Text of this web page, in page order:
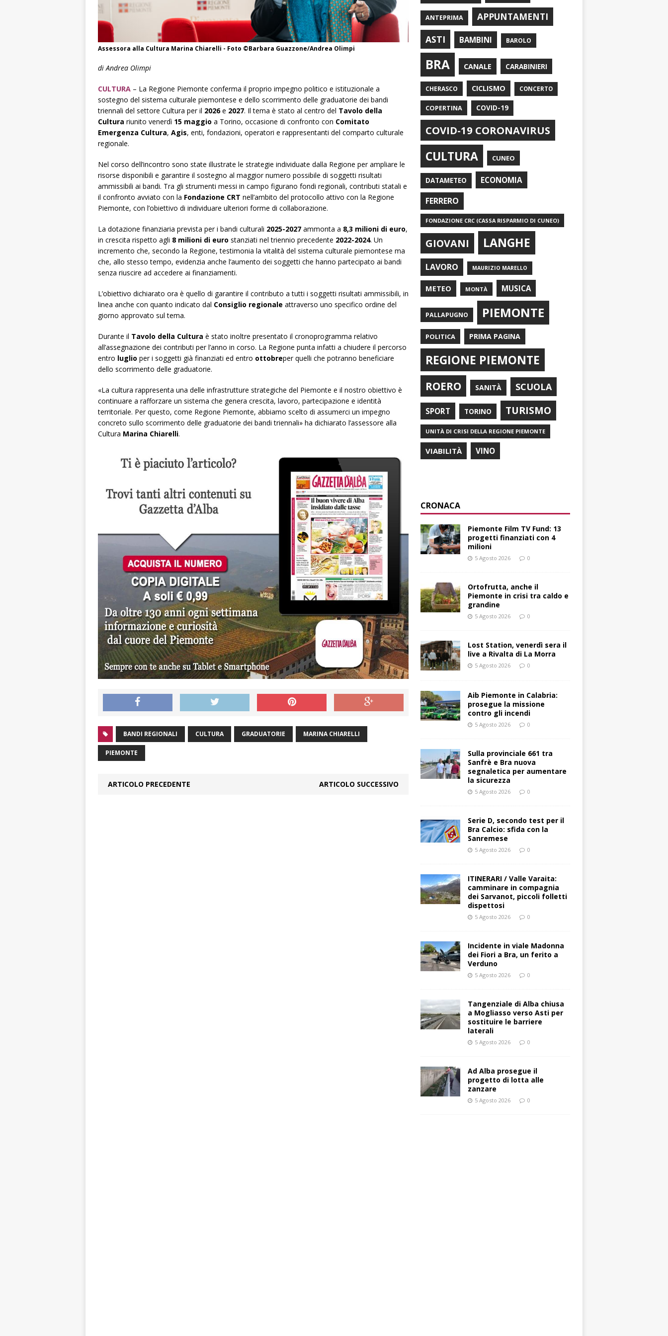
Assessora alla Cultura Marina Chiarelli - Foto ©Barbara Guazzone/Andrea Olimpi
di Andrea Olimpi
CULTURA – La Regione Piemonte conferma il proprio impegno politico e istituzionale a
sostegno del sistema culturale piemontese e dello scorrimento delle graduatorie dei bandi
triennali del settore Cultura per il 2026e 2027. Il tema è stato al centro del Tavolo della
Cultura riunito venerdì 15 maggio a Torino, occasione di confronto con Comitato
Emergenza Cultura, Agis, enti, fondazioni, operatori e rappresentanti del comparto culturale
regionale.
Nel corso dell’incontro sono state illustrate le strategie individuate dalla Regione per ampliare le
risorse disponibili e garantire il sostegno al maggior numero possibile di soggetti risultati
ammissibili ai bandi. Tra gli strumenti messi in campo figurano fondi regionali, contributi statali e
il confronto avviato con la Fondazione CRT nell’ambito del protocollo attivo con la Regione
Piemonte, con l’obiettivo di individuare ulteriori forme di collaborazione.
La dotazione finanziaria prevista per i bandi culturali 2025-2027 ammonta a 8,3 milioni di euro,
in crescita rispetto agli 8 milioni di euro stanziati nel triennio precedente 2022-2024. Un
incremento che, secondo la Regione, testimonia la vitalità del sistema culturale piemontese ma
che, allo stesso tempo, evidenzia anche l’aumento dei soggetti che hanno partecipato ai bandi
senza riuscire ad accedere ai finanziamenti.
L’obiettivo dichiarato ora è quello di garantire il contributo a tutti i soggetti risultati ammissibili, in
linea anche con quanto indicato dal Consiglio regionale attraverso uno specifico ordine del
giorno approvato sul tema.
Durante il Tavolo della Cultura è stato inoltre presentato il cronoprogramma relativo
all’assegnazione dei contributi per l’anno in corso. La Regione punta infatti a chiudere il percorso
entro luglio per i soggetti già finanziati ed entro ottobreper quelli che potranno beneficiare
dello scorrimento delle graduatorie.
«La cultura rappresenta una delle infrastrutture strategiche del Piemonte e il nostro obiettivo è
continuare a rafforzare un sistema che genera crescita, lavoro, partecipazione e identità
territoriale. Per questo, come Regione Piemonte, abbiamo scelto di assumerci un impegno
concreto sullo scorrimento delle graduatorie dei bandi triennali» ha dichiarato l’assessore alla
Cultura Marina Chiarelli.
BANDI REGIONALI CULTURA GRADUATORIE MARINA CHIARELLI
PIEMONTE
ARTICOLO PRECEDENTE ARTICOLO SUCCESSIVO
ANTEPRIMA
APPUNTAMENTI
ASTI
BAMBINI BAROLO
BRA CANALE CARABINIERI
CHERASCO CICLISMO CONCERTO
COPERTINA COVID-19
COVID-19 CORONAVIRUS
CULTURA CUNEO
DATAMETEO ECONOMIA
FERRERO
FONDAZIONE CRC (CASSA RISPARMIO DI CUNEO)
GIOVANI LANGHE
LAVORO MAURIZIO MARELLO
METEO MONTÀ MUSICA
PALLAPUGNO PIEMONTE
POLITICA PRIMA PAGINA
REGIONE PIEMONTE
ROERO SANITÀ SCUOLA
SPORT TORINO TURISMO
UNITÀ DI CRISI DELLA REGIONE PIEMONTE
VIABILITÀ VINO
CRONACA
Piemonte Film TV Fund: 13
progetti finanziati con 4
milioni
5 Agosto 2026 0
Ortofrutta, anche il
Piemonte in crisi tra caldo e
grandine
5 Agosto 2026 0
Lost Station, venerdì sera il
live a Rivalta di La Morra
5 Agosto 2026 0
Aib Piemonte in Calabria:
prosegue la missione
contro gli incendi
5 Agosto 2026 0
Sulla provinciale 661 tra
Sanfrè e Bra nuova
segnaletica per aumentare
la sicurezza
5 Agosto 2026 0
Serie D, secondo test per il
Bra Calcio: sfida con la
Sanremese
5 Agosto 2026 0
ITINERARI / Valle Varaita:
camminare in compagnia
dei Sarvanot, piccoli folletti
dispettosi
5 Agosto 2026 0
Incidente in viale Madonna
dei Fiori a Bra, un ferito a
Verduno
5 Agosto 2026 0
Tangenziale di Alba chiusa
a Mogliasso verso Asti per
sostituire le barriere
laterali
5 Agosto 2026 0
Ad Alba prosegue il
progetto di lotta alle
zanzare
5 Agosto 2026 0